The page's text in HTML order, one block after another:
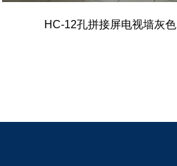
HC-12孔拼接屏电视墙灰色